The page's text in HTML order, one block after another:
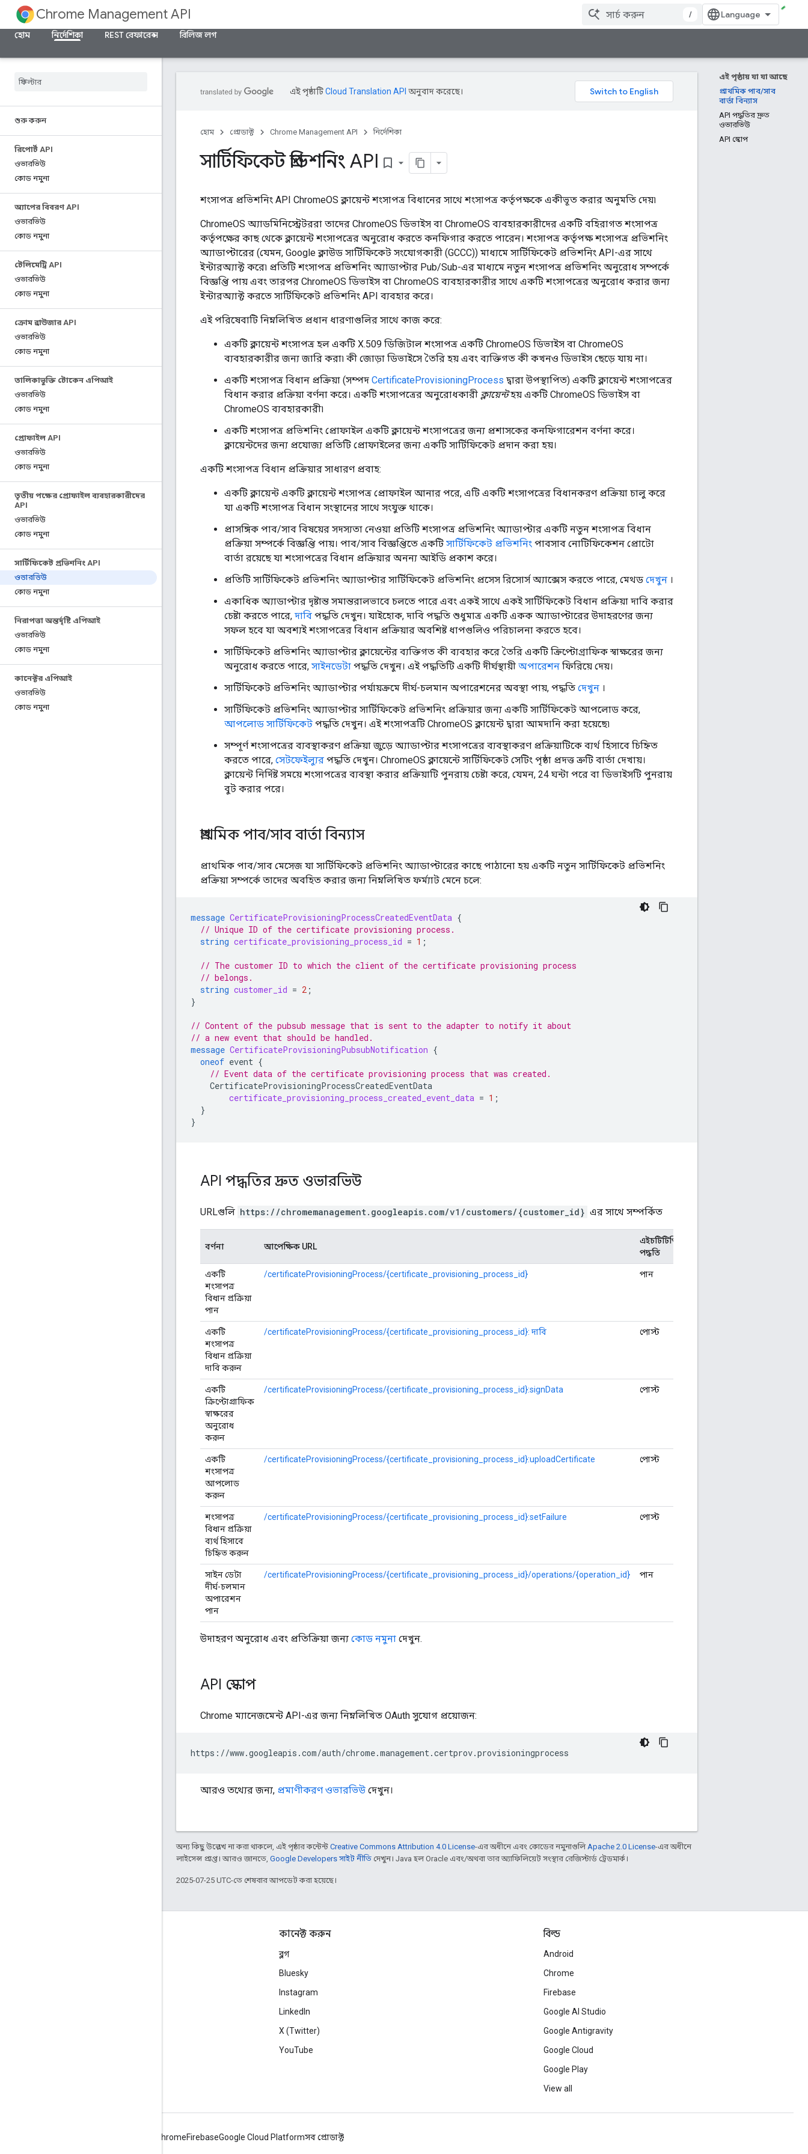
Chrome Management API
/
হোম
নির্দেশিকা REST রেফারেন্স রিলিজ লগ
শুরু করুন
রিপোর্ট API
ওভারভিউ
কোড নমুনা
অ্যাপের বিবরণ API
ওভারভিউ
কোড নমুনা
টেলিমেট্রি API
ওভারভিউ
কোড নমুনা
ক্রোম ব্রাউজার API
ওভারভিউ
কোড নমুনা
তালিকাভুক্তি টোকেন এপিআই
ওভারভিউ
কোড নমুনা
প্রোফাইল API
ওভারভিউ
কোড নমুনা
তৃতীয় পক্ষের প্রোফাইল ব্যবহারকারীদের
API
ওভারভিউ
কোড নমুনা
সার্টিফিকেট প্রভিশনিং API
ওভারভিউ
কোড নমুনা
নিরাপত্তা অন্তর্দৃষ্টি এপিআই
ওভারভিউ
কোড নমুনা
কানেক্টর এপিআই
ওভারভিউ
কোড নমুনা
এই পৃষ্ঠায় যা যা আছে
প্রাথমিক পাব/সাব
বার্তা বিন্যাস
API পদ্ধতির দ্রুত
ওভারভিউ
API স্কোপ
এই পৃষ্ঠাটিCloud Translation API অনুবাদ করেছে।
হোম প্রোডাক্ট Chrome Management API নির্দেশিকা
সার্টিফিকেট প্রভিশনিং API bookmark_border
শংসাপত্র প্রভিশনিং API ChromeOS ক্লায়েন্ট শংসাপত্র বিধানের সাথে শংসাপত্র কর্তৃপক্ষকে একীভূত করার অনুমতি দেয়৷
ChromeOS অ্যাডমিনিস্ট্রেটররা তাদের ChromeOS ডিভাইস বা ChromeOS ব্যবহারকারীদের একটি বহিরাগত শংসাপত্র
কর্তৃপক্ষের কাছ থেকে ক্লায়েন্ট শংসাপত্রের অনুরোধ করতে কনফিগার করতে পারেন। শংসাপত্র কর্তৃপক্ষ শংসাপত্র প্রভিশনিং
অ্যাডাপ্টারের (যেমন, Google ক্লাউড সার্টিফিকেট সংযোগকারী (GCCC)) মাধ্যমে সার্টিফিকেট প্রভিশনিং API-এর সাথে
ইন্টারঅ্যাক্ট করে৷ প্রতিটি শংসাপত্র প্রভিশনিং অ্যাডাপ্টার Pub/Sub-এর মাধ্যমে নতুন শংসাপত্র প্রভিশনিং অনুরোধ সম্পর্কে
বিজ্ঞপ্তি পায় এবং তারপর ChromeOS ডিভাইস বা ChromeOS ব্যবহারকারীর সাথে একটি শংসাপত্রের অনুরোধ করার জন্য
ইন্টারঅ্যাক্ট করতে সার্টিফিকেট প্রভিশনিং API ব্যবহার করে।
এই পরিষেবাটি নিম্নলিখিত প্রধান ধারণাগুলির সাথে কাজ করে:
একটি ক্লায়েন্ট শংসাপত্র হল একটি X.509 ডিজিটাল শংসাপত্র একটি ChromeOS ডিভাইস বা ChromeOS
ব্যবহারকারীর জন্য জারি করা৷ কী জোড়া ডিভাইসে তৈরি হয় এবং ব্যক্তিগত কী কখনও ডিভাইস ছেড়ে যায় না।
একটি শংসাপত্র বিধান প্রক্রিয়া (সম্পদ CertificateProvisioningProcess দ্বারা উপস্থাপিত) একটি ক্লায়েন্ট শংসাপত্রের
বিধান করার প্রক্রিয়া বর্ণনা করে। একটি শংসাপত্রের অনুরোধকারী ক্লায়েন্টহয় একটি ChromeOS ডিভাইস বা
ChromeOS ব্যবহারকারী৷
একটি শংসাপত্র প্রভিশনিং প্রোফাইল একটি ক্লায়েন্ট শংসাপত্রের জন্য প্রশাসকের কনফিগারেশন বর্ণনা করে।
ক্লায়েন্টদের জন্য প্রযোজ্য প্রতিটি প্রোফাইলের জন্য একটি সার্টিফিকেট প্রদান করা হয়।
একটি শংসাপত্র বিধান প্রক্রিয়ার সাধারণ প্রবাহ:
একটি ক্লায়েন্ট একটি ক্লায়েন্ট শংসাপত্র প্রোফাইল আনার পরে, এটি একটি শংসাপত্রের বিধানকরণ প্রক্রিয়া চালু করে
যা একটি শংসাপত্র বিধান সংস্থানের সাথে সংযুক্ত থাকে।
প্রাসঙ্গিক পাব/সাব বিষয়ের সদস্যতা নেওয়া প্রতিটি শংসাপত্র প্রভিশনিং অ্যাডাপ্টার একটি নতুন শংসাপত্র বিধান
প্রক্রিয়া সম্পর্কে বিজ্ঞপ্তি পায়। পাব/সাব বিজ্ঞপ্তিতে একটি সার্টিফিকেট প্রভিশনিং পাবসাব নোটিফিকেশন প্রোটো
বার্তা রয়েছে যা শংসাপত্রের বিধান প্রক্রিয়ার অনন্য আইডি প্রকাশ করে।
প্রতিটি সার্টিফিকেট প্রভিশনিং অ্যাডাপ্টার সার্টিফিকেট প্রভিশনিং প্রসেস রিসোর্স অ্যাক্সেস করতে পারে, মেথড দেখুন ।
একাধিক অ্যাডাপ্টার দৃষ্টান্ত সমান্তরালভাবে চলতে পারে এবং একই সাথে একই সার্টিফিকেট বিধান প্রক্রিয়া দাবি করার
চেষ্টা করতে পারে, দাবি পদ্ধতি দেখুন। যাইহোক, দাবি পদ্ধতি শুধুমাত্র একটি একক অ্যাডাপ্টারের উদাহরণের জন্য
সফল হবে যা অবশ্যই শংসাপত্রের বিধান প্রক্রিয়ার অবশিষ্ট ধাপগুলিও পরিচালনা করতে হবে।
সার্টিফিকেট প্রভিশনিং অ্যাডাপ্টার ক্লায়েন্টের ব্যক্তিগত কী ব্যবহার করে তৈরি একটি ক্রিপ্টোগ্রাফিক স্বাক্ষরের জন্য
অনুরোধ করতে পারে, সাইনডেটা পদ্ধতি দেখুন। এই পদ্ধতিটি একটি দীর্ঘস্থায়ী অপারেশন ফিরিয়ে দেয়।
সার্টিফিকেট প্রভিশনিং অ্যাডাপ্টার পর্যায়ক্রমে দীর্ঘ-চলমান অপারেশনের অবস্থা পায়, পদ্ধতি দেখুন ।
সার্টিফিকেট প্রভিশনিং অ্যাডাপ্টার সার্টিফিকেট প্রভিশনিং প্রক্রিয়ার জন্য একটি সার্টিফিকেট আপলোড করে,
আপলোড সার্টিফিকেট পদ্ধতি দেখুন। এই শংসাপত্রটি ChromeOS ক্লায়েন্ট দ্বারা আমদানি করা হয়েছে৷
সম্পূর্ণ শংসাপত্রের ব্যবস্থাকরণ প্রক্রিয়া জুড়ে অ্যাডাপ্টার শংসাপত্রের ব্যবস্থাকরণ প্রক্রিয়াটিকে ব্যর্থ হিসাবে চিহ্নিত
করতে পারে, সেটফেইল্যুর পদ্ধতি দেখুন। ChromeOS ক্লায়েন্টে সার্টিফিকেট সেটিং পৃষ্ঠা প্রদত্ত ত্রুটি বার্তা দেখায়।
ক্লায়েন্ট নির্দিষ্ট সময়ে শংসাপত্রের ব্যবস্থা করার প্রক্রিয়াটি পুনরায় চেষ্টা করে, যেমন, 24 ঘন্টা পরে বা ডিভাইসটি পুনরায়
বুট করার পরে।
প্রাথমিক পাব/সাব বার্তা বিন্যাস
প্রাথমিক পাব/সাব মেসেজ যা সার্টিফিকেট প্রভিশনিং অ্যাডাপ্টারের কাছে পাঠানো হয় একটি নতুন সার্টিফিকেট প্রভিশনিং
প্রক্রিয়া সম্পর্কে তাদের অবহিত করার জন্য নিম্নলিখিত ফর্ম্যাট মেনে চলে:
message CertificateProvisioningProcessCreatedEventData {
// Unique ID of the certificate provisioning process.
string certificate_provisioning_process_id = 1 ;
// The customer ID to which the client of the certificate provisioning process
// belongs.
string customer_id = 2 ;
}
// Content of the pubsub message that is sent to the adapter to notify it about
// a new event that should be handled.
message CertificateProvisioningPubsubNotification {
oneof event {
// Event data of the certificate provisioning process that was created.
CertificateProvisioningProcessCreatedEventData
certificate_provisioning_process_created_event_data = 1 ;
}
}
API পদ্ধতির দ্রুত ওভারভিউ
URLগুলি https://chromemanagement.googleapis.com/v1/customers/{customer_id} এর সাথে সম্পর্কিত
বর্ণনা আপেক্ষিক URL
এইচটিটিপি
পদ্ধতি
একটি
শংসাপত্র
বিধান প্রক্রিয়া
পান
/certificateProvisioningProcess/{certificate_provisioning_process_id} পান
একটি
শংসাপত্র
বিধান প্রক্রিয়া
দাবি করুন
/certificateProvisioningProcess/{certificate_provisioning_process_id}: দাবি পোস্ট
একটি
ক্রিপ্টোগ্রাফিক
স্বাক্ষরের
অনুরোধ
করুন
/certificateProvisioningProcess/{certificate_provisioning_process_id}:signData পোস্ট
একটি
শংসাপত্র
আপলোড
করুন
/certificateProvisioningProcess/{certificate_provisioning_process_id}:uploadCertificate পোস্ট
শংসাপত্র
বিধান প্রক্রিয়া
ব্যর্থ হিসাবে
চিহ্নিত করুন
/certificateProvisioningProcess/{certificate_provisioning_process_id}:setFailure পোস্ট
সাইন ডেটা
দীর্ঘ-চলমান
অপারেশন
পান
/certificateProvisioningProcess/{certificate_provisioning_process_id}/operations/{operation_id} পান
উদাহরণ অনুরোধ এবং প্রতিক্রিয়া জন্য কোড নমুনা দেখুন.
API স্কোপ
Chrome ম্যানেজমেন্ট API-এর জন্য নিম্নলিখিত OAuth সুযোগ প্রয়োজন:
আরও তথ্যের জন্য, প্রমাণীকরণ ওভারভিউ দেখুন।
অন্য কিছু উল্লেখ না করা থাকলে, এই পৃষ্ঠার কন্টেন্ট Creative Commons Attribution 4.0 License-এর অধীনে এবং কোডের নমুনাগুলি Apache 2.0 License-এর অধীনে
লাইসেন্স প্রাপ্ত। আরও জানতে, Google Developers সাইট নীতি দেখুন। Java হল Oracle এবং/অথবা তার অ্যাফিলিয়েট সংস্থার রেজিস্টার্ড ট্রেডমার্ক।
2025-07-25 UTC-তে শেষবার আপডেট করা হয়েছে।
কানেক্ট করুন
ব্লগ
Bluesky
Instagram
LinkedIn
X (Twitter)
YouTube
বিল্ড
Android
Chrome
Firebase
Google AI Studio
Google Antigravity
Google Cloud
Google Play
View all
ChromeFirebaseGoogle Cloud Platformসব প্রোডাক্ট